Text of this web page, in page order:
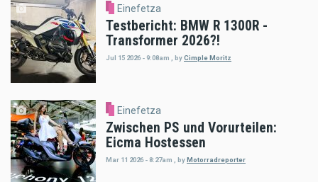
Einefetza
Testbericht: BMW R 1300R -
Transformer 2026?!
Jul 15 2026 - 9:08am , byCimple Moritz
Einefetza
Zwischen PS und Vorurteilen:
Eicma Hostessen
Mar 11 2026 - 8:27am byMotorradreporter